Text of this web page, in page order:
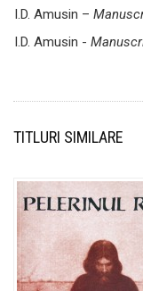
I.D. Amusin –
I.D. Amusin -
TITLURI SIMILARE